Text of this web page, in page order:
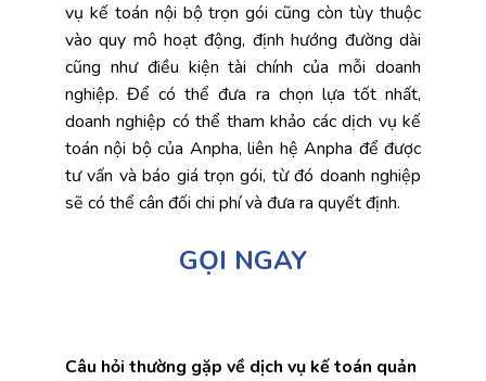
vụ kế toán nội bộ trọn gói cũng còn tùy thuộc
vào quy mô hoạt động, định hướng đường dài
cũng như điều kiện tài chính của mỗi doanh
nghiệp. Để có thể đưa ra chọn lựa tốt nhất,
doanh nghiệp có thể tham khảo các dịch vụ kế
toán nội bộ của Anpha, liên hệ Anpha để được
tư vấn và báo giá trọn gói, từ đó doanh nghiệp
sẽ có thể cân đối chi phí và đưa ra quyết định.
GỌI NGAY
Câu hỏi thường gặp về dịch vụ kế toán quản